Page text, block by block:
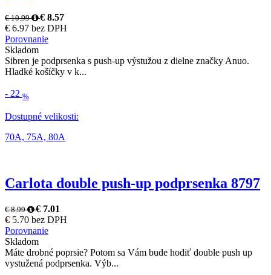
€ 10.99
€ 8.57
€ 6.97 bez DPH
Porovnanie
Skladom
Sibren je podprsenka s push-up výstužou z dielne značky Anuo.
Hladké košíčky v k...
- 22 %
Dostupné velikosti:
70A, 75A, 80A
Carlota double push-up podprsenka 8797
€ 8.99
€ 7.01
€ 5.70 bez DPH
Porovnanie
Skladom
Máte drobné poprsie? Potom sa Vám bude hodiť double push up
vystužená podprsenka. Výb...